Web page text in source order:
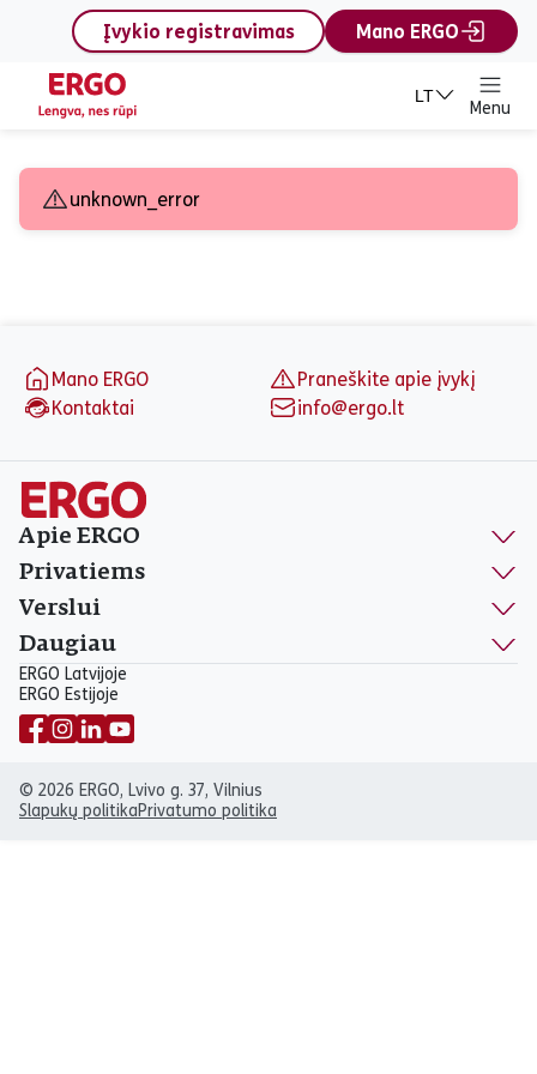
content
Įvykio registravimas
Mano ERGO
LT
Menu
Siųsti užklausą - Kasko
unknown_error
Mano ERGO
Praneškite apie įvykį
Kontaktai
info@ergo.lt
Apie ERGO
Privatiems
Verslui
Daugiau
ERGO Latvijoje
ERGO Estijoje
© 2026 ERGO, Lvivo g. 37, Vilnius
Slapukų politikaPrivatumo politika